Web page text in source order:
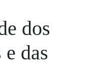
dos
das